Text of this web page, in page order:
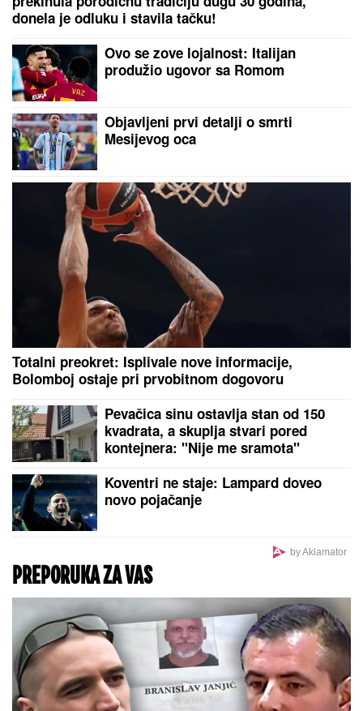
Potres u Premijer ligi: Liverpul dovodi štopera
Barse
Oglasio se Fabricio Romano:
Transfer Vlahovića nemoguć...
Ana Radulović prvi put progovorila o
novom dečku! Otkrila šta je uradio
za nju, svi ostali u čudu
Ceca o tome ne želi da govori: Ovako je Anastasija
prekinula porodičnu tradiciju dugu 30 godina,
donela je odluku i stavila tačku!
Ovo se zove lojalnost: Italijan
produžio ugovor sa Romom
Objavljeni prvi detalji o smrti
Mesijevog oca